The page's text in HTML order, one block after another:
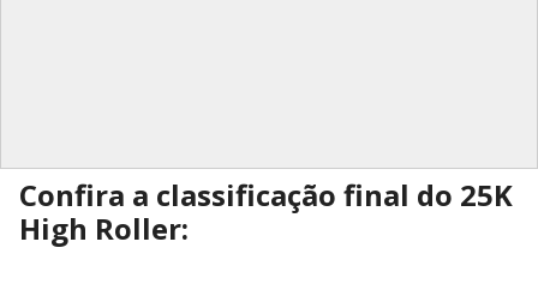
Confira a classificação final do 25K
High Roller: